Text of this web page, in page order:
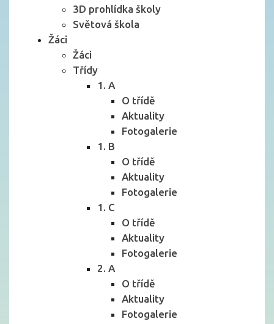
3D prohlídka školy
Světová škola
Žáci
Žáci
Třídy
1. A
O třídě
Aktuality
Fotogalerie
1. B
O třídě
Aktuality
Fotogalerie
1. C
O třídě
Aktuality
Fotogalerie
2. A
O třídě
Aktuality
Fotogalerie